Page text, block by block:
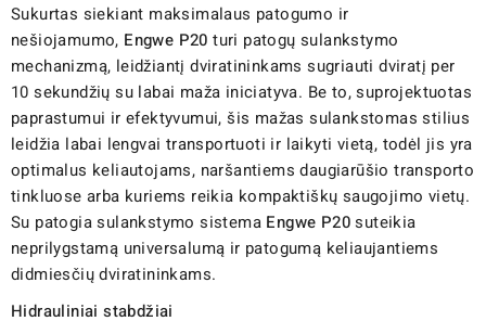
Sukurtas siekiant maksimalaus patogumo ir
nešiojamumo, Engwe P20 turi patogų sulankstymo
mechanizmą, leidžiantį dviratininkams sugriauti dviratį per
10 sekundžių su labai maža iniciatyva. Be to, suprojektuotas
paprastumui ir efektyvumui, šis mažas sulankstomas stilius
leidžia labai lengvai transportuoti ir laikyti vietą, todėl jis yra
optimalus keliautojams, naršantiems daugiarūšio transporto
tinkluose arba kuriems reikia kompaktiškų saugojimo vietų.
Su patogia sulankstymo sistema Engwe P20suteikia
neprilygstamą universalumą ir patogumą keliaujantiems
didmiesčių dviratininkams.
Hidrauliniai stabdžiai